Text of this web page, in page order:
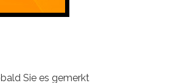
Sie es gemerkt